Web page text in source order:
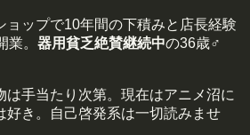
ョップで10年間の下積みと店長経験
業。 器用貧乏絶賛継続中の36歳♂
は手当たり次第。現在はアニメ沼に
好き。自己啓発系は一切読みませ